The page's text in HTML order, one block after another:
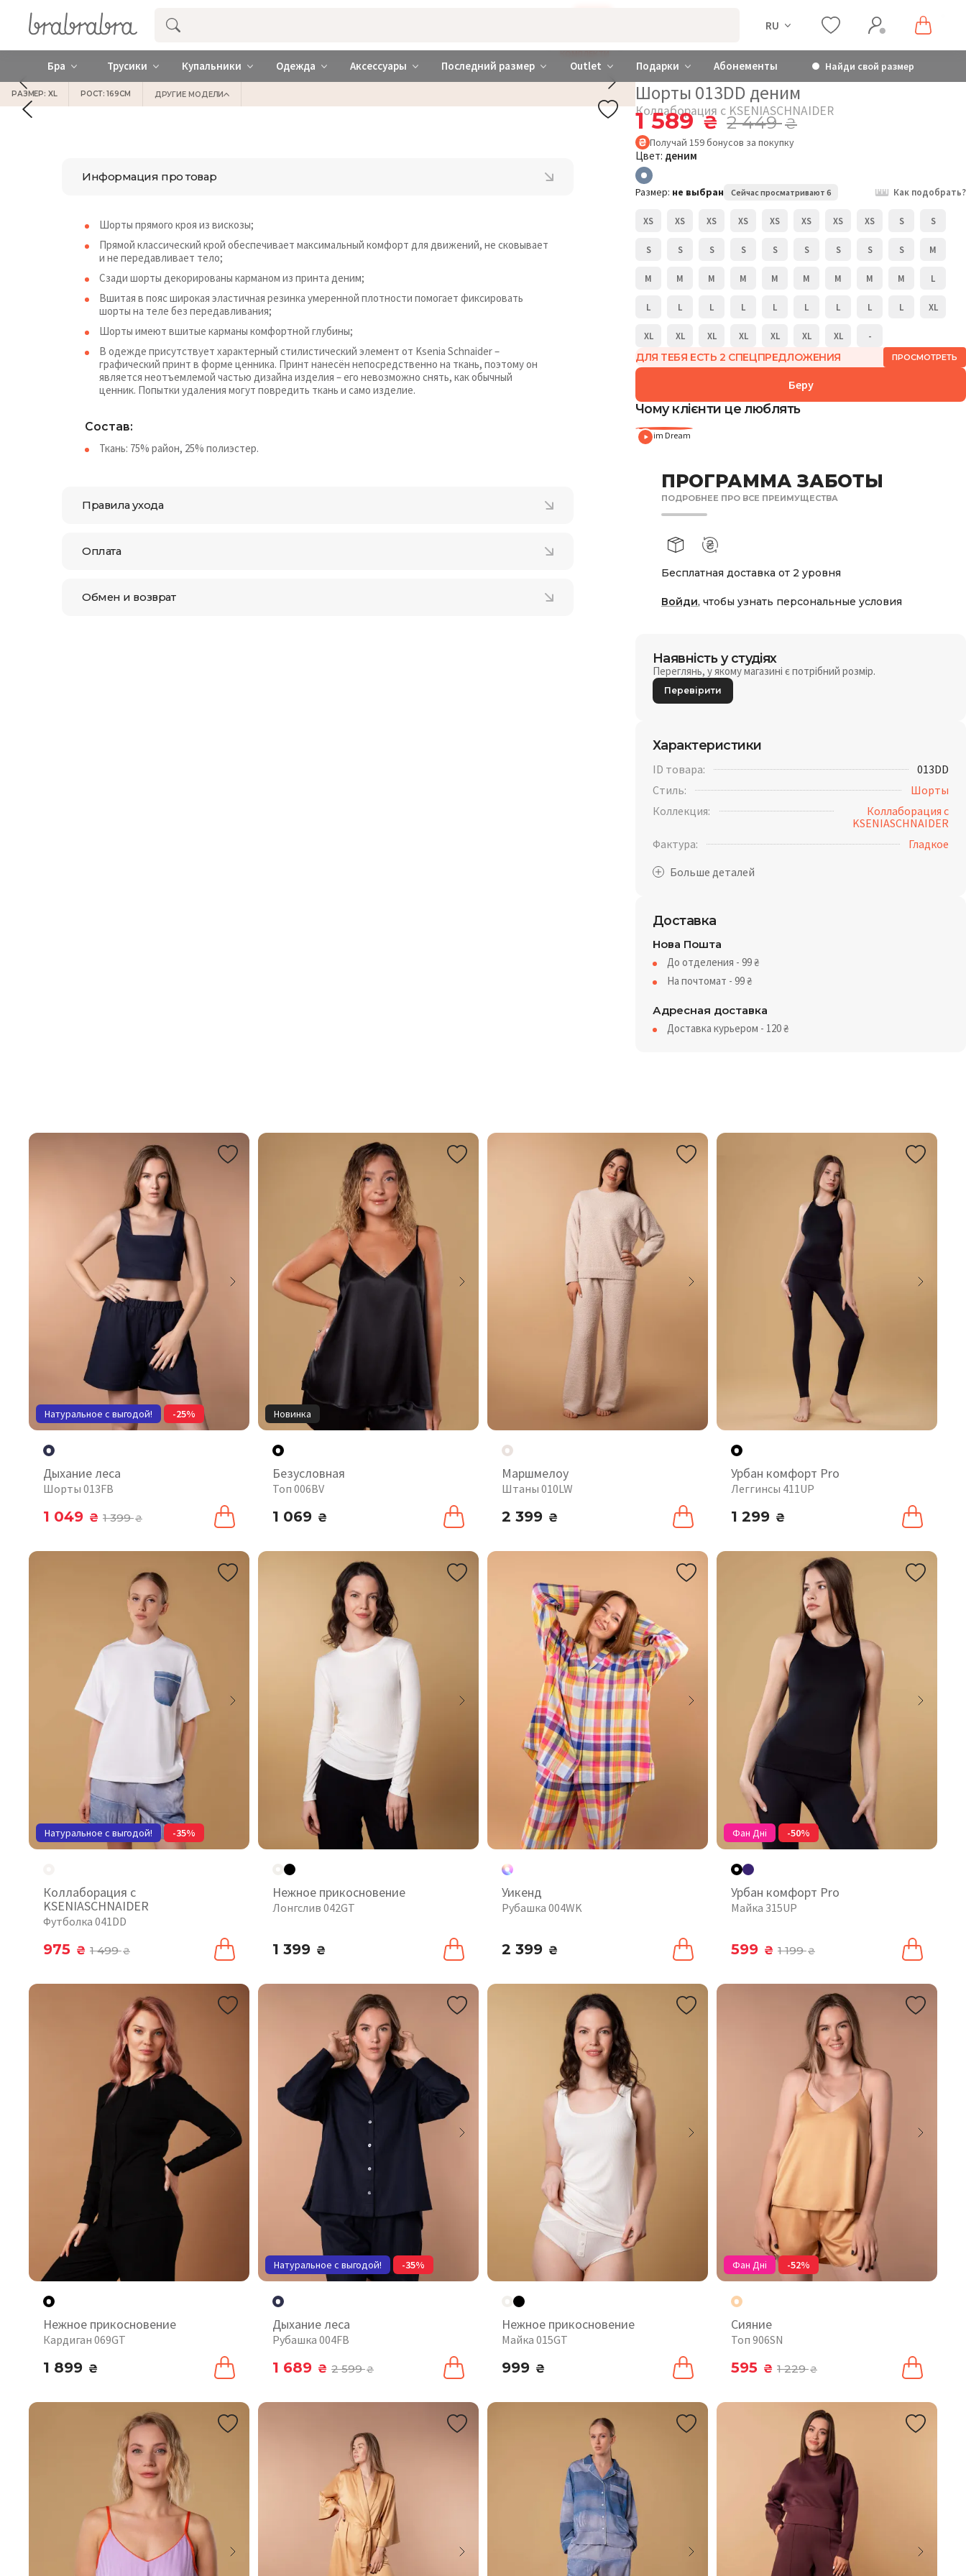
Купить нижнее женское белье ❤️ brabrabra ❤️ Киев и Украина RU
Бра Трусики Купальники Одежда Аксессуары Последний размер Outlet Подарки Абонементы Найди свой размер
КОМПЛЕКТИ
РАЗМЕР: XL РОСТ: 169СМ ДРУГИЕ МОДЕЛИ Шорты 013DD деним
Коллаборация с KSENIASCHNAIDER
1 589₴ 2 449₴
Получай 159бонусов за покупку
Цвет: деним
Размер: не выбран Сейчас просматривают 6 Как подобрать?
XS XS XS XS XS XS XS XS S S
S S S S S S S S S M
M M M M M M M M M L
L L L L L L L L L XL
XL XL XL XL XL XL XL -
ДЛЯ ТЕБЯ ЕСТЬ 2 СПЕЦПРЕДЛОЖЕНИЯ ПРОСМОТРЕТЬ
Беру
Чому клієнти це люблять
Denim Dream
ПРОГРАММА ЗАБОТЫ
ПОДРОБНЕЕ ПРО ВСЕ ПРЕИМУЩЕСТВА
Бесплатная доставка от 2 уровня
Войди, чтобы узнать персональные условия
Наявність у студіях
Переглянь, у якому магазині є потрібний розмір.
Перевірити
Характеристики
ID товара:
013DD
Стиль:
Шорты
Коллекция:
Коллаборация с
KSENIASCHNAIDER
Фактура:
Гладкое
Доставка
Нова Пошта
До отделения - 99₴
На почтомат - 99₴
Адресная доставка
Доставка курьером - 120₴
Информация про товар
Шорты прямого кроя из вискозы;
Прямой классический крой обеспечивает максимальный комфорт для движений, не сковывает
и не передавливает тело;
Сзади шорты декорированы карманом из принта деним;
Вшитая в пояс широкая эластичная резинка умеренной плотности помогает фиксировать
шорты на теле без передавливания;
Шорты имеют вшитые карманы комфортной глубины;
В одежде присутствует характерный стилистический элемент от Ksenia Schnaider –
графический принт в форме ценника. Принт нанесён непосредственно на ткань, поэтому он
является неотъемлемой частью дизайна изделия – его невозможно снять, как обычный
ценник. Попытки удаления могут повредить ткань и само изделие.
Состав:
Ткань: 75% район, 25% полиэстер.
Правила ухода
Оплата
Обмен и возврат
Натуральное с выгодой! -25%
Дыхание леса
Шорты 013FB
1 049 ₴ 1 399₴
Новинка
Безусловная
Топ 006BV
1 069 ₴
Маршмелоу
Штаны 010LW
2 399 ₴
Урбан комфорт Pro
Леггинсы 411UP
1 299 ₴
Натуральное с выгодой! -35%
Коллаборация с
KSENIASCHNAIDER
Футболка 041DD
975 ₴ 1 499₴
Нежное прикосновение
Лонгслив 042GT
1 399 ₴
Уикенд
Рубашка 004WK
2 399 ₴
Фан Дні -50%
Урбан комфорт Pro
Майка 315UP
599 ₴ 1 199₴
Нежное прикосновение
Кардиган 069GT
1 899 ₴
Натуральное с выгодой! -35%
Дыхание леса
Рубашка 004FB
1 689 ₴ 2 599₴
Нежное прикосновение
Майка 015GT
999 ₴
Фан Дні -52%
Сияние
Топ 906SN
595 ₴ 1 229₴